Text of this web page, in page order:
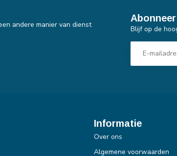
andere manier van dienst
Blijf op de
Informatie
Over ons
Algemene voorwaarden